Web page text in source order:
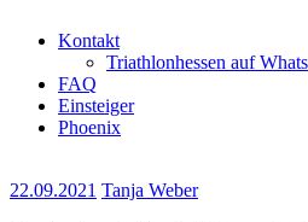
Kontakt
Triathlonhessen auf
FAQ
Einsteiger
Phoenix
22.09.2021 Tanja Weber